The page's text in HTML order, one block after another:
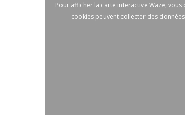
Pour afficher la carte interactive Waze,
cookies peuvent collecter des